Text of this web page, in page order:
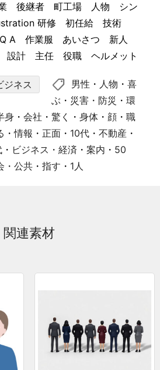
後継者 町工場 人物 シン
研修 初任給 技術
Q A 作業服 あいさつ 新人
計 主任 役職 ヘルメット
ジネス shoppingmode 男性 ・ 人物 ・喜
ぶ ・ 災害・防災 ・環
身 ・ 会社 ・ 驚く ・ 身体・ 顔・ 職
・情報 ・ 正面・ 10代・ 不動産・
・ ビジネス・経済 ・ 案内 ・ 50
・公共・ 指す ・ 1人
関連素材